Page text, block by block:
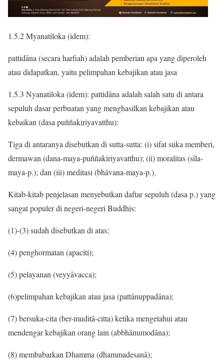
1.5.2 Myanatiloka (idem):
pattidāna (secara harfiah) adalah pemberian apa yang diperoleh
atau didapatkan, yaitu pelimpahan kebajikan atau jasa
1.5.3 Nyanatiloka (idem): pattidāna adalah salah satu di antara
sepuluh dasar perbuatan yang menghasilkan kebajikan atau
kebaikan (dasa puññakiriyavatthu):
Tiga di antaranya disebutkan di sutta-sutta: (i) sifat suka memberi,
dermawan (dana-maya-puññakiriyavatthu); (ii) moralitas (sīla-
maya-p.); dan (iii) meditasi (bhāvana-maya-p.).
Kitab-kitab penjelasan menyebutkan daftar sepuluh (dasa p.) yang
sangat populer di negeri-negeri Buddhis:
(1)-(3) sudah disebutkan di atas;
(4) penghormatan (apaciti);
(5) pelayanan (veyyāvacca);
(6)pelimpahan kebajikan atau jasa (pattānuppadāna);
(7) bersuka-cita (ber-muditā-citta) ketika mengetahui atau
mendengar kebajikan orang lain (abbhānumodāna);
(8) membabarkan Dhamma (dhammadesanā);